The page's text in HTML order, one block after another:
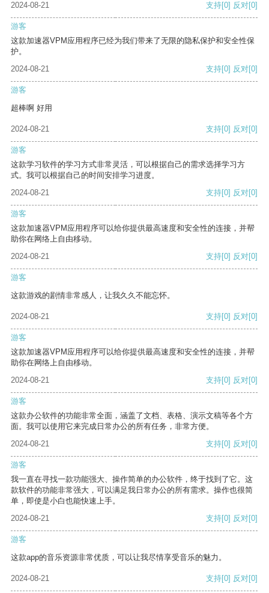
2024-08-21 支持[0] 反对[0]
游客
这款加速器VPM应用程序已经为我们带来了无限的隐私保护和安全性保
护。
2024-08-21
支持[0] 反对[0]
游客
超棒啊 好用
2024-08-21 支持[0] 反对[0]
游客
这款学习软件的学习方式非常灵活，可以根据自己的需求选择学习方
式。我可以根据自己的时间安排学习进度。
2024-08-21
支持[0] 反对[0]
游客
这款加速器VPM应用程序可以给你提供最高速度和安全性的连接，并帮
助你在网络上自由移动。
2024-08-21
支持[0] 反对[0]
游客
这款游戏的剧情非常感人，让我久久不能忘怀。
2024-08-21 支持[0] 反对[0]
游客
这款加速器VPM应用程序可以给你提供最高速度和安全性的连接，并帮
助你在网络上自由移动。
2024-08-21
支持[0] 反对[0]
游客
这款办公软件的功能非常全面，涵盖了文档、表格、演示文稿等各个方
面。我可以使用它来完成日常办公的所有任务，非常方便。
2024-08-21
支持[0] 反对[0]
游客
我一直在寻找一款功能强大、操作简单的办公软件，终于找到了它。这
款软件的功能非常强大，可以满足我日常办公的所有需求。操作也很简
单，即使是小白也能快速上手。
2024-08-21
支持[0] 反对[0]
游客
这款app的音乐资源非常优质，可以让我尽情享受音乐的魅力。
2024-08-21 支持[0] 反对[0]